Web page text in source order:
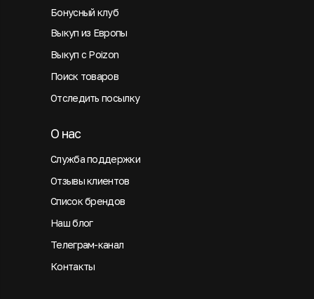
Бонусный клуб
Выкуп из Европы
Выкуп с Poizon
Поиск товаров
Отследить посылку
Служба поддержки
О нас
Отзывы клиентов
Список брендов
Наш блог
Телеграм-канал
Контакты